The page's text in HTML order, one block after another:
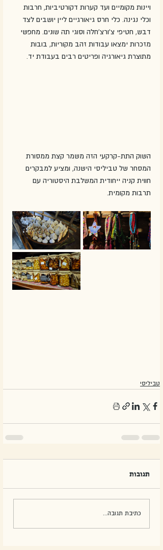
ויינות מקומיים ועד קערות דקורטיביות, חרבות
וכלי נגינה. כלי חרס גיאורגיים ליין יושבים לצד
דבש, חטיפי צ'ורצ'חלה וסוגי תה שונים. מחפשי
מזכרות ימצאו עבודות זהב מקוריות, בובות
מתוצרת גיאורגיה ופריטים רבים בעבודת יד.
השוק התת-קרקעי הזה משמר קצת ממסורת
המסחר של טביליסי הישנה, ומציע למבקרים
חווית קניה ייחודית המשלבת היסטוריה עם
תרבות מקומית.
טביליסי
תגובות
כתיבת תגובה...